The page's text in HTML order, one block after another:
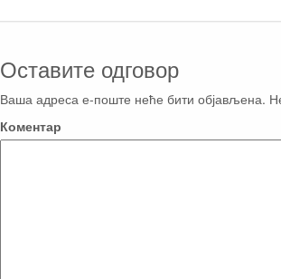
Miloševićev zajam za preporod Srbije iz
osamdesetih godina prošlog veka, ili
neo-liberalni recepti i vradžbine evro fanatika
Оставите одговор
Ваша адреса е-поште неће бити објављена.
Коментар